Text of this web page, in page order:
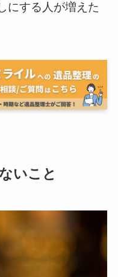
にする人が増えた
いこと